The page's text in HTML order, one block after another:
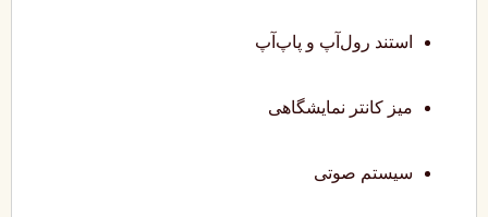
استند رول‌آپ و پاپ‌آپ
میز کانتر نمایشگاهی
سیستم صوتی